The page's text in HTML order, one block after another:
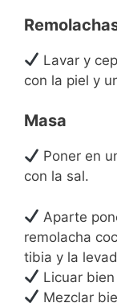
Lavar y
con la piel y
Masa
Poner en
con la sal.
Aparte
remolacha
tibia y la
Licuar
Mezclar